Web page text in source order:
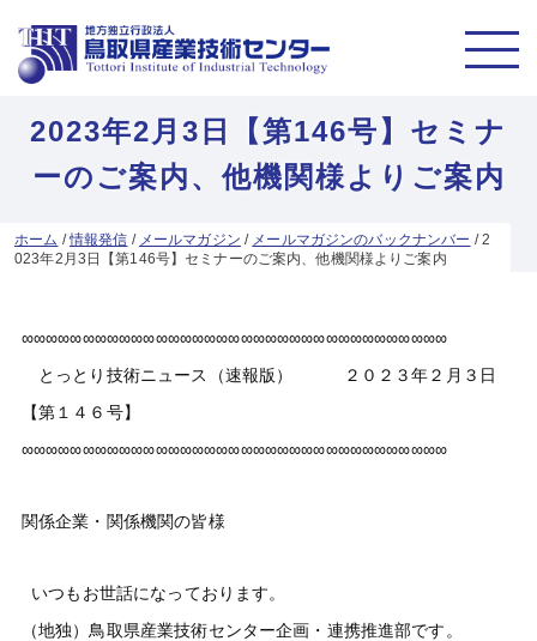
2023年2月3日【第146号】セミナ
ーのご案内、他機関様よりご案内
ホーム /情報発信 / メールマガジン / メールマガジンのバックナンバー /2
023年2月3日【第146号】セミナーのご案内、他機関様よりご案内
∞∞∞∞∞∞∞∞∞∞∞∞∞∞∞∞∞∞∞∞∞∞∞∞∞∞∞∞∞∞∞∞∞∞∞
とっとり技術ニュース（速報版） ２０２３年２月３日
【第１４６号】
∞∞∞∞∞∞∞∞∞∞∞∞∞∞∞∞∞∞∞∞∞∞∞∞∞∞∞∞∞∞∞∞∞∞∞
関係企業・関係機関の皆様
いつもお世話になっております。
（地独）鳥取県産業技術センター企画・連携推進部です。